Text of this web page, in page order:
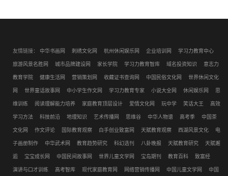
友情链接： 中华书画网 刺绣文化网 杭州休闲娱乐网 企业培训网 学习力教育中心
旅游风景名胜网 城市品牌建设网 家长学院 学习力教育智库 域名投资知识 意志力
教育学院 健康生活网 营销策划网 收藏证书查询网 中国民俗文化网 世界休闲文化
网 世界童话故事网 中小学生作文网 学习力教育专家 小说大全网 休闲娱乐网 思
维训练 阅读理解能力培养 家庭教育顶层设计 爱情文化网 玩中学 笑话大王 高效
学习方法 科技前沿 地理知识 艺术传播网 思维谷 中华人物谱 高考季 中国茶
文化网 作文评论 国际教育观察 白手创业致富网 天赋教育观察 西湖风景文化 电
子画册制作 中华武术网 教育趋势研究 科幻选刊 八卦晚报 天赋教育研究 天赋邂
逅 宝宝成长网 中国民间故事网 世界儿童文学网 宝岛期刊 教育百科 致富经
演讲与口才训练 高考智库 现代家庭教育网 网络营销传播网 中国儿童文学网 中国